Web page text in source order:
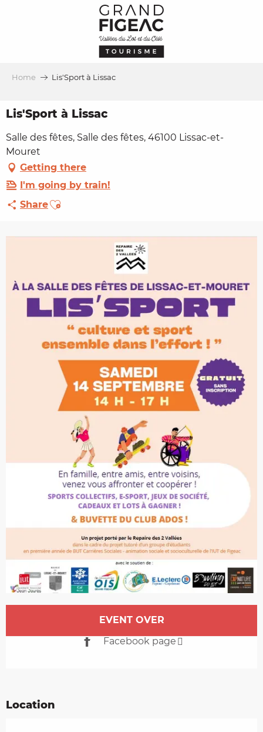
Home Lis'Sport à Lissac
Lis'Sport à Lissac
Salle des fêtes, Salle des fêtes, 46100 Lissac-et-
Mouret
Getting there
I'm going by train!
ShareAjouter aux favoris
Opening hours & contact details
EVENT OVER
Facebook page
Location